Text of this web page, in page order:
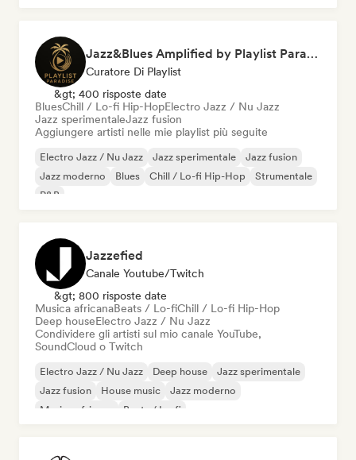
Jazz&Blues Amplified by Playlist Paradise
Curatore Di Playlist
&gt; 400 risposte date
BluesChill / Lo-fi Hip-HopElectro Jazz / Nu Jazz
Jazz sperimentaleJazz fusion
Aggiungere artisti nelle mie playlist più seguite
Electro Jazz / Nu Jazz Jazz sperimentale
Jazz fusion
Jazz moderno
Blues Chill / Lo-fi Hip-Hop
Strumentale
R&B
Jazzefied
Canale Youtube/Twitch
&gt; 800 risposte date
Musica africanaBeats / Lo-fiChill / Lo-fi Hip-Hop
Deep houseElectro Jazz / Nu Jazz
Condividere gli artisti sul mio canale YouTube,
SoundCloud o Twitch
Electro Jazz / Nu Jazz Deep house
Jazz sperimentale
Jazz fusion
House music
Jazz moderno
Musica africana
Beats / Lo-fi